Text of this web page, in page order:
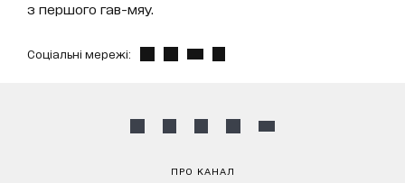
з першого гав-мяу.
Соціальні мережі:
ПРО КАНАЛ